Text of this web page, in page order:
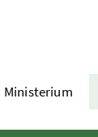
Ministerium